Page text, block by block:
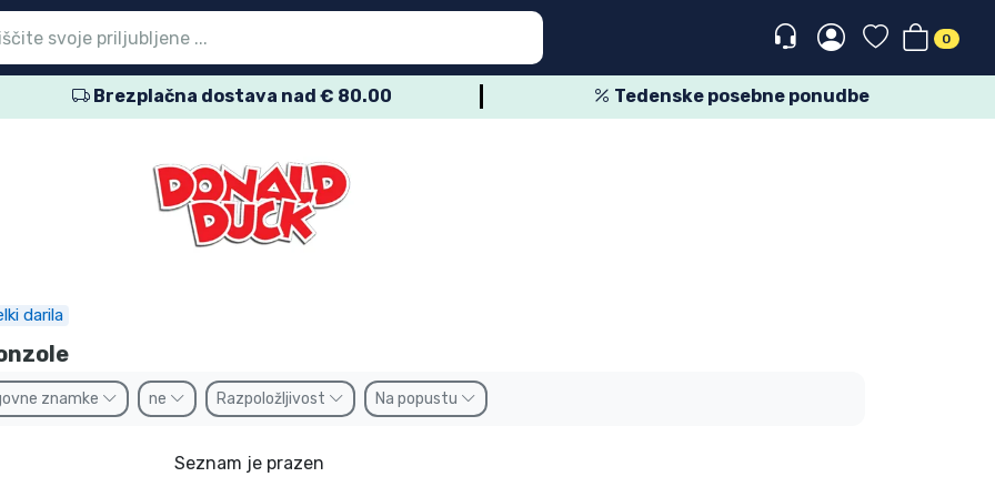
0
Brezplačna dostava nad € 80.00 Tedenske posebne ponudbe
darila
znamke ne Razpoložljivost Na popustu
Seznam je prazen
meni
meni
meni
meni
meni
meni
meni
meni
meni